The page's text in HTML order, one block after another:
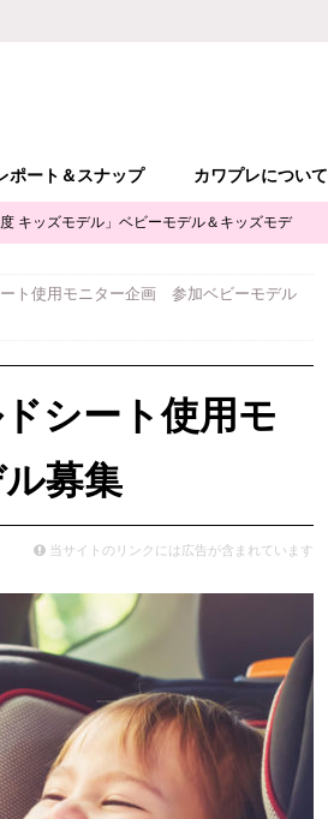
ポート＆スナップ カワプレについて
キッズモデル」ベビーモデル＆キッズモデ
サポータージュニアモデル募集 キッズモ
ョー参加キッズモデル募集｜関東東京
の歩行に配慮した新モデル ニュース
ト使用モニター企画 参加ベビーモデル
シート使用モ
募集
当サイトのリンクには広告が含まれています